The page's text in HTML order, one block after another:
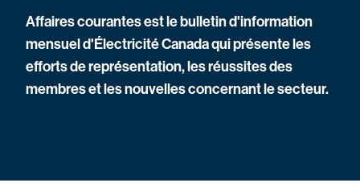
Affaires courantes est le bulletin d'information
mensuel d'Électricité Canada qui présente les
efforts de représentation, les réussites des
membres et les nouvelles concernant le secteur.